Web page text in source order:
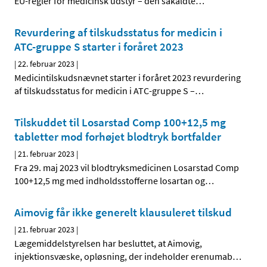
Revurdering af tilskudsstatus for medicin i
ATC-gruppe S starter i foråret 2023
|22. februar 2023 |
Medicintilskudsnævnet starter i foråret 2023 revurdering
af tilskudsstatus for medicin i ATC-gruppe S –…
Tilskuddet til Losarstad Comp 100+12,5 mg
tabletter mod forhøjet blodtryk bortfalder
|21. februar 2023 |
Fra 29. maj 2023 vil blodtryksmedicinen Losarstad Comp
100+12,5 mg med indholdsstofferne losartan og…
Aimovig får ikke generelt klausuleret tilskud
|21. februar 2023 |
Lægemiddelstyrelsen har besluttet, at Aimovig,
injektionsvæske, opløsning, der indeholder erenumab…